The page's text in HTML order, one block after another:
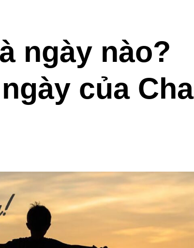
ngày nào?
của Cha